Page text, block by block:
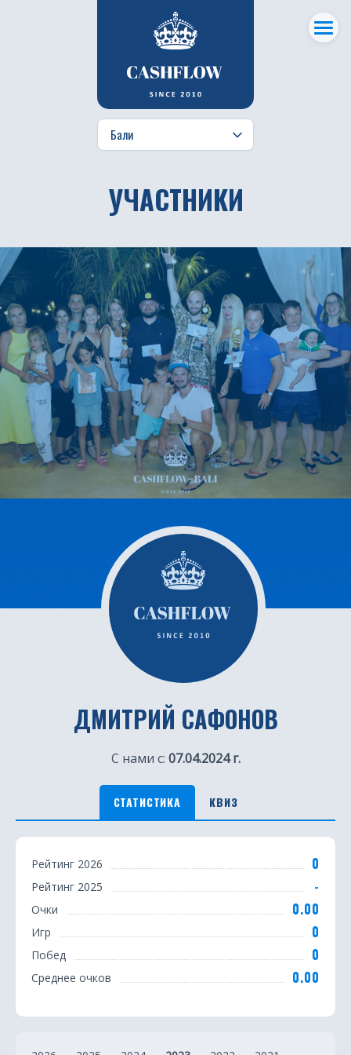
УЧАСТНИКИ
ДМИТРИЙ САФОНОВ
С нами с: 07.04.2024 г.
СТАТИСТИКА КВИЗ
С
т
Рейтинг 2026 0
Рейтинг 2025 -
Очки 0.00
Игр 0
Побед 0
Среднее очков 0.00